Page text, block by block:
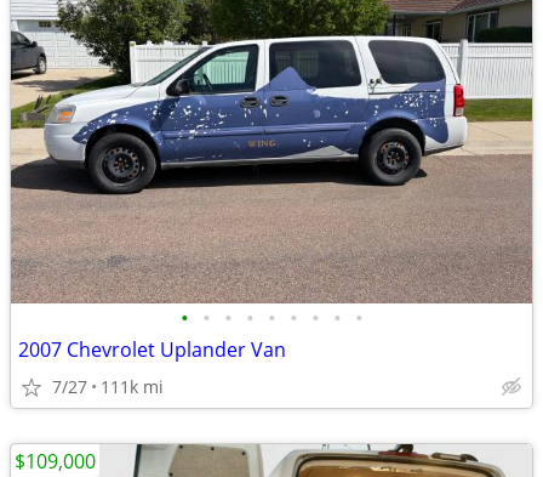
• • • • • • • • •
2007 Chevrolet Uplander Van
7/27 111k mi
$109,000